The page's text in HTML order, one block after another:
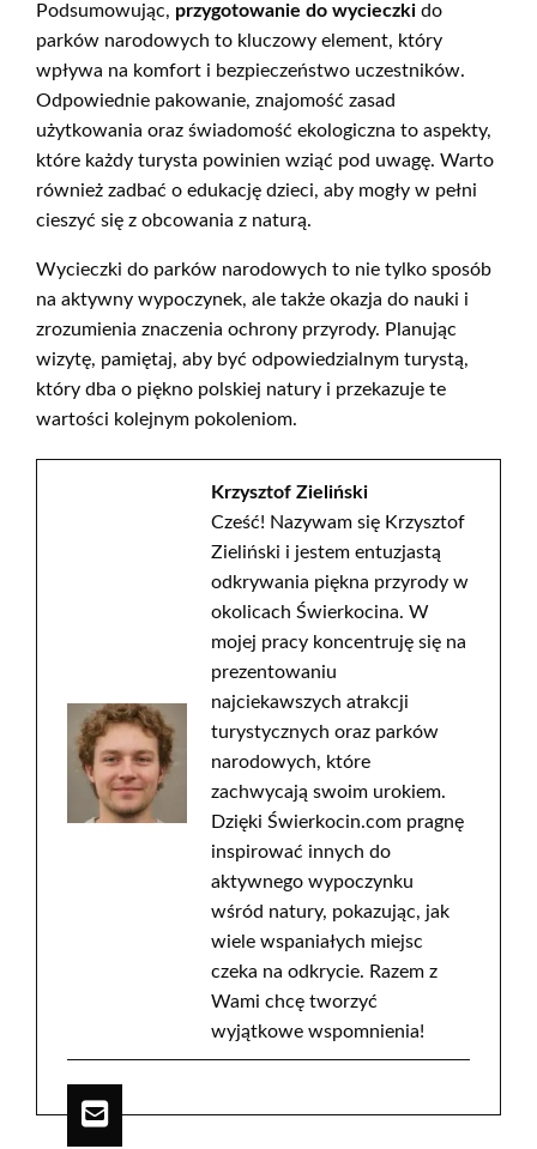
Podsumowując, przygotowanie do wycieczki do
parków narodowych to kluczowy element, który
wpływa na komfort i bezpieczeństwo uczestników.
Odpowiednie pakowanie, znajomość zasad
użytkowania oraz świadomość ekologiczna to aspekty,
które każdy turysta powinien wziąć pod uwagę. Warto
również zadbać o edukację dzieci, aby mogły w pełni
cieszyć się z obcowania z naturą.
Wycieczki do parków narodowych to nie tylko sposób
na aktywny wypoczynek, ale także okazja do nauki i
zrozumienia znaczenia ochrony przyrody. Planując
wizytę, pamiętaj, aby być odpowiedzialnym turystą,
który dba o piękno polskiej natury i przekazuje te
wartości kolejnym pokoleniom.
Krzysztof Zieliński
Cześć! Nazywam się Krzysztof
Zieliński i jestem entuzjastą
odkrywania piękna przyrody w
okolicach Świerkocina. W
mojej pracy koncentruję się na
prezentowaniu
najciekawszych atrakcji
turystycznych oraz parków
narodowych, które
zachwycają swoim urokiem.
Dzięki Świerkocin.com pragnę
inspirować innych do
aktywnego wypoczynku
wśród natury, pokazując, jak
wiele wspaniałych miejsc
czeka na odkrycie. Razem z
Wami chcę tworzyć
wyjątkowe wspomnienia!